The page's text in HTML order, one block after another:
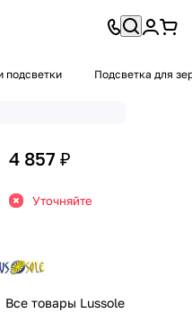
подсветки Подсветка для
4 857 ₽
Уточняйте
Все товары Lussole